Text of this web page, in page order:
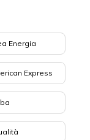
Energia
Express